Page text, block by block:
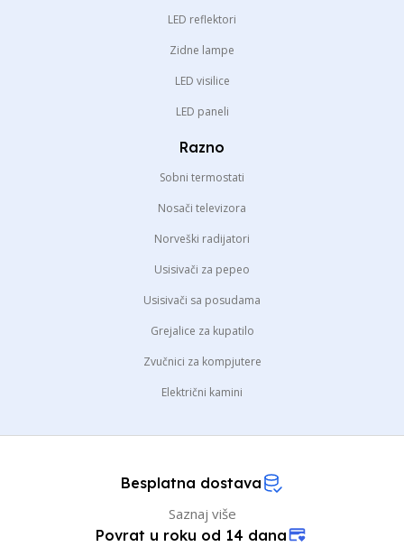
LED reflektori
Zidne lampe
LED visilice
LED paneli
Razno
Sobni termostati
Nosači televizora
Norveški radijatori
Usisivači za pepeo
Usisivači sa posudama
Grejalice za kupatilo
Zvučnici za kompjutere
Električni kamini
Besplatna dostava
Saznaj više
Povrat u roku od 14 dana